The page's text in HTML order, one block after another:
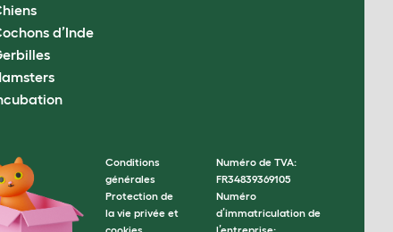
d’Inde
Conditions
générales
Protection de
la vie privée et
Numéro de TVA:
FR34839369105
Numéro
d’immatriculation de